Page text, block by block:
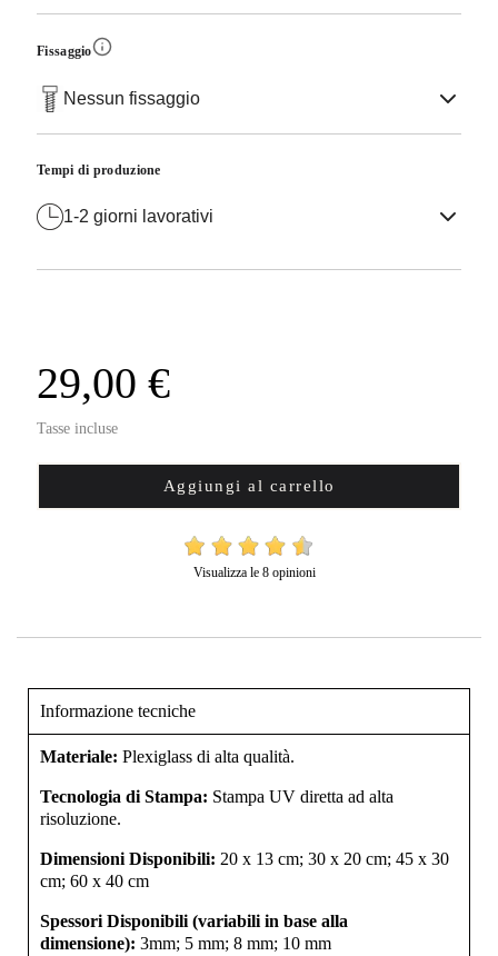
Fissaggio
Nessun fissaggio
Tempi di produzione
1-2 giorni lavorativi
29,00 €
Tasse incluse
Aggiungi al carrello
Visualizza le 8 opinioni
Informazione tecniche
Materiale: Plexiglass di alta qualità.
Tecnologia di Stampa: Stampa UV diretta ad alta
risoluzione.
Dimensioni Disponibili: 20 x 13 cm; 30 x 20 cm; 45 x 30
cm; 60 x 40 cm
Spessori Disponibili (variabili in base alla
dimensione): 3mm; 5 mm; 8 mm; 10 mm